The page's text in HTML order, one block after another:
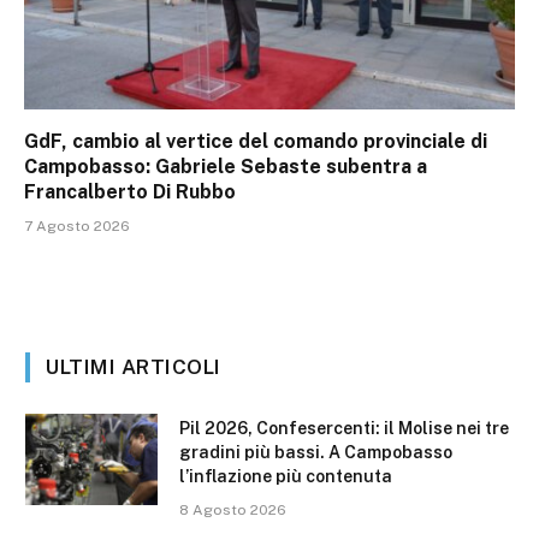
GdF, cambio al vertice del comando provinciale di
Campobasso: Gabriele Sebaste subentra a
Francalberto Di Rubbo
7 Agosto 2026
ULTIMI ARTICOLI
Pil 2026, Confesercenti: il Molise nei tre
gradini più bassi. A Campobasso
l’inflazione più contenuta
8 Agosto 2026